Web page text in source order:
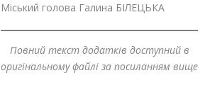
Міський голова Галина БІЛЕЦЬКА
Повний текст додатків доступний в
оригінальному файлі за посиланням вище